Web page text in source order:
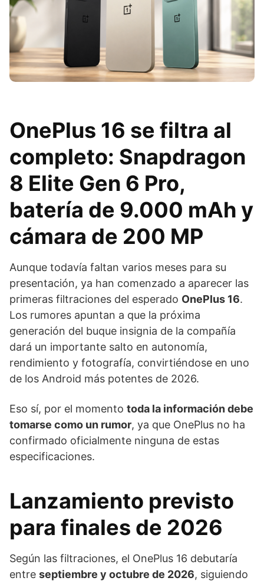
OnePlus 16 se filtra al
completo: Snapdragon
8 Elite Gen 6 Pro,
batería de 9.000 mAh y
cámara de 200 MP
Aunque todavía faltan varios meses para su
presentación, ya han comenzado a aparecer las
primeras filtraciones del esperado OnePlus 16.
Los rumores apuntan a que la próxima
generación del buque insignia de la compañía
dará un importante salto en autonomía,
rendimiento y fotografía, convirtiéndose en uno
de los Android más potentes de 2026.
Eso sí, por el momento toda la información debe
tomarse como un rumor, ya que OnePlus no ha
confirmado oficialmente ninguna de estas
especificaciones.
Lanzamiento previsto
para finales de 2026
Según las filtraciones, el OnePlus 16 debutaría
entre septiembre y octubre de 2026, siguiendo